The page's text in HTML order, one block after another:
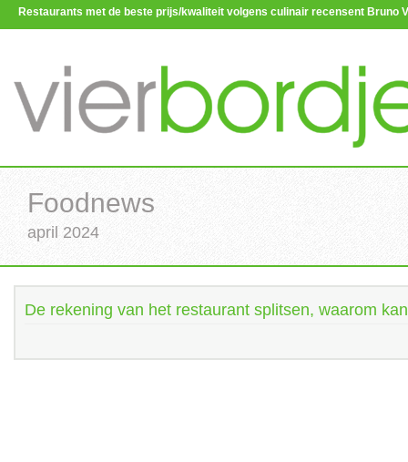
Restaurants met de beste prijs/kwaliteit volgens culinair recensent Bruno
Foodnews
april 2024
De rekening van het restaurant splitsen, waarom